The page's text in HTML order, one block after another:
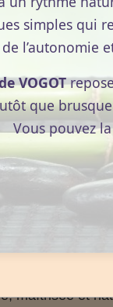
les rythmes
de détente a
richesse
bien-être aux
le but de mieux
régénérer et
et blocages
,
nécessaire
?
maîtrisée et
simples qui
de l’autonomie
VOGOT
que
Vous pouvez